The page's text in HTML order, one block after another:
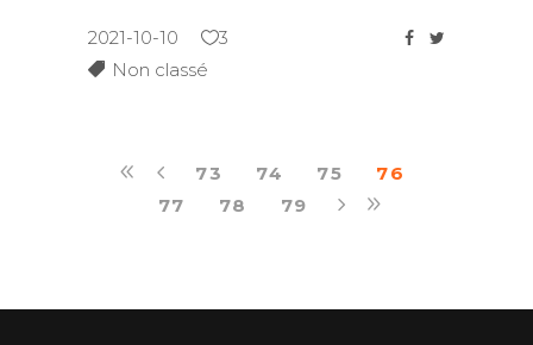
2021-10-10
3
Non classé
73 74 75
76
77
78 79